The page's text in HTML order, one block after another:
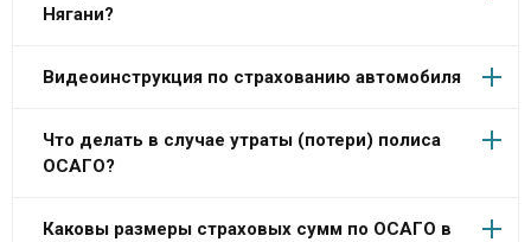
Нягани?
Видеоинструкция по страхованию автомобиля
Что делать в случае утраты (потери) полиса
ОСАГО?
Каковы размеры страховых сумм по ОСАГО в